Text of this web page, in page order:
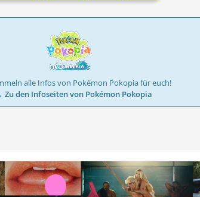
alle Infos von Pokémon Pokopia für euch!
Zu den Infoseiten von Pokémon Pokopia